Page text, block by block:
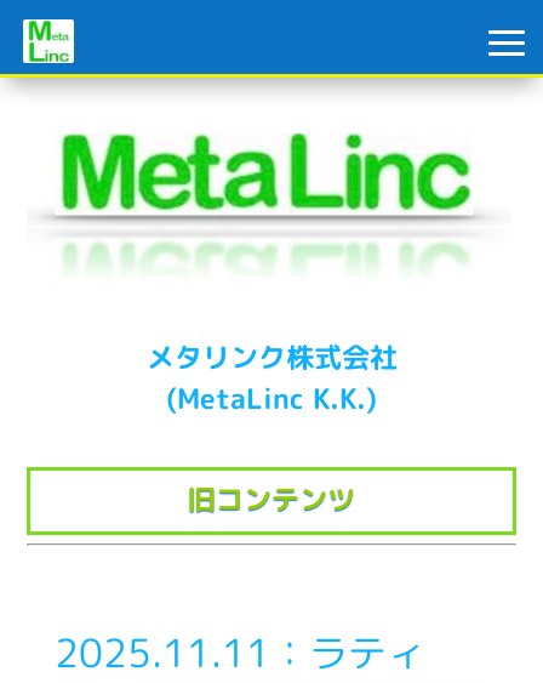
メタリンク株式会社
(MetaLinc K.K.)
旧コンテンツ
2025.11.11：ラティ